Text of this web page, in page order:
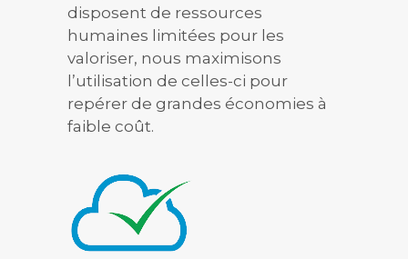
disposent de ressources
humaines limitées pour les
valoriser, nous maximisons
l’utilisation de celles-ci pour
repérer de grandes économies à
faible coût.